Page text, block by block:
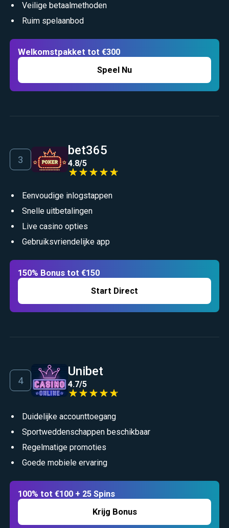
Veilige betaalmethoden
Ruim spelaanbod
Welkomstpakket tot €300
Speel Nu
bet365
4.8/5
Eenvoudige inlogstappen
Snelle uitbetalingen
Live casino opties
Gebruiksvriendelijke app
150% Bonus tot €150
Start Direct
Unibet
4.7/5
Duidelijke accounttoegang
Sportweddenschappen beschikbaar
Regelmatige promoties
Goede mobiele ervaring
100% tot €100 + 25 Spins
Krijg Bonus